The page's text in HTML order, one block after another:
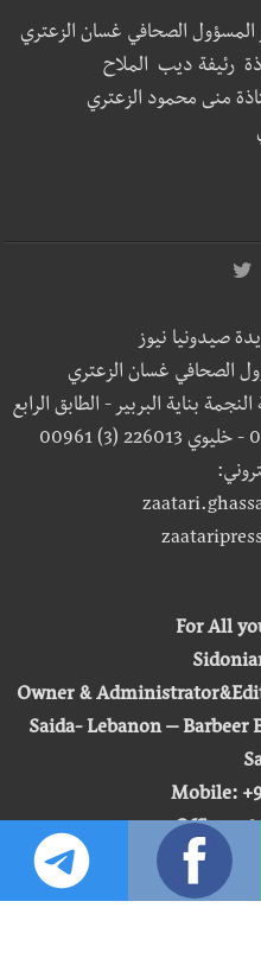
المسؤول الصحافي غسان الزعتري
رئيفة ديب الملاح
منى محمود الزعتري
صيدونيا نيوز
الصحافي غسان الزعتري
بناية البربير - الطابق الرابع
For All
Owner &
Saida- Lebanon –
Mobile:
Office: